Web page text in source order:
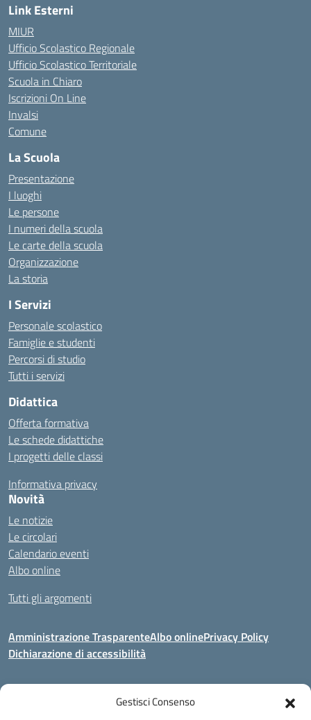
Gestisci Consenso
Link Esterni
MIUR
Ufficio Scolastico Regionale
Ufficio Scolastico Territoriale
Scuola in Chiaro
Iscrizioni On Line
Invalsi
Comune
La Scuola
Presentazione
I luoghi
Le persone
I numeri della scuola
Le carte della scuola
Organizzazione
La storia
I Servizi
Personale scolastico
Famiglie e studenti
Percorsi di studio
Tutti i servizi
Didattica
Offerta formativa
Le schede didattiche
I progetti delle classi
Informativa privacy
Novità
Le notizie
Le circolari
Calendario eventi
Albo online
Tutti gli argomenti
Amministrazione TrasparenteAlbo onlinePrivacy Policy
Dichiarazione di accessibilità
Via Corridoni 34/36 Milano